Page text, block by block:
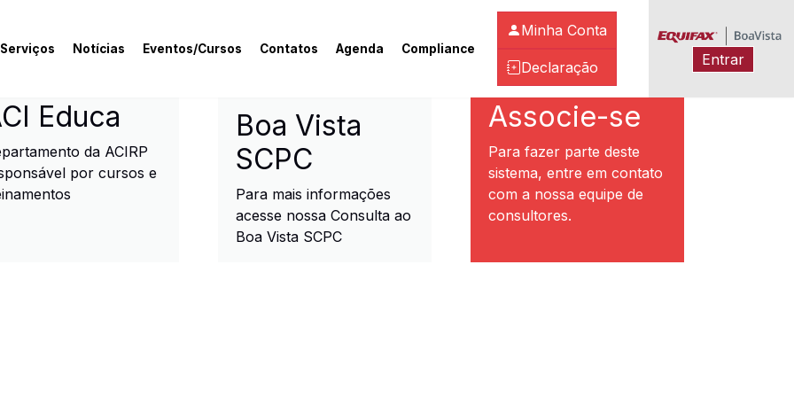
Notícias Eventos/Cursos Contatos Agenda Compliance
Minha Conta
Declaração Entrar
e Industrial de Ribeirão Preto
Educa
da ACIRP
por cursos e
Boa Vista
SCPC
Para mais informações
acesse nossa Consulta ao
Boa Vista SCPC
Associe-se
Para fazer parte deste
sistema, entre em contato
com a nossa equipe de
consultores.